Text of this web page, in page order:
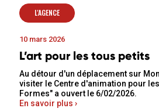
L'AGENCE
10 mars 2026
L’art pour les tous petits
Au détour d'un déplacement sur
visiter le Centre d'animation pour
Formes" a ouvert le 6/02/2026.
En savoir plus ›